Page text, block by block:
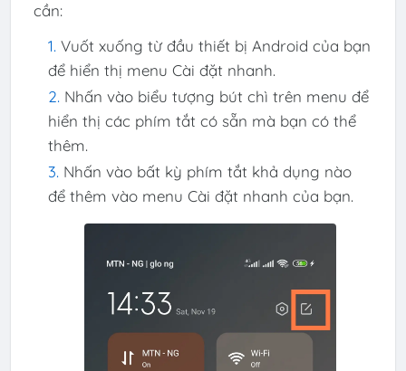
cần:
Vuốt xuống từ đầu thiết bị Android của bạn
để hiển thị menu Cài đặt nhanh.
Nhấn vào biểu tượng bút chì trên menu để
hiển thị các phím tắt có sẵn mà bạn có thể
thêm.
Nhấn vào bất kỳ phím tắt khả dụng nào
để thêm vào menu Cài đặt nhanh của bạn.